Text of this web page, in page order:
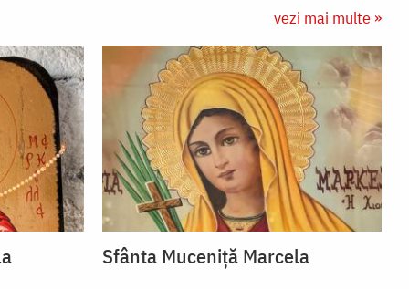
vezi mai multe »
Sfânta Muceniță Marcela